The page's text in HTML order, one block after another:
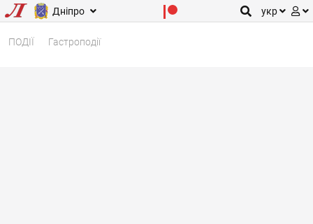
Дніпро укр
ПОДІЇ Гастроподії